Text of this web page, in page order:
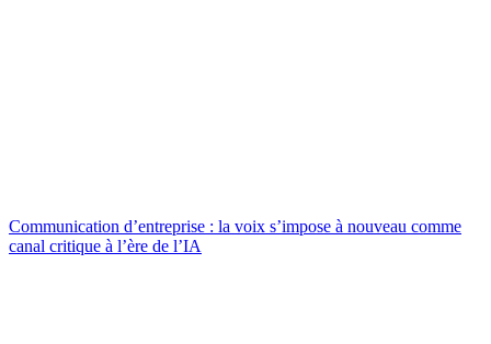
Communication d’entreprise : la voix s’impose à nouveau comme
canal critique à l’ère de l’IA